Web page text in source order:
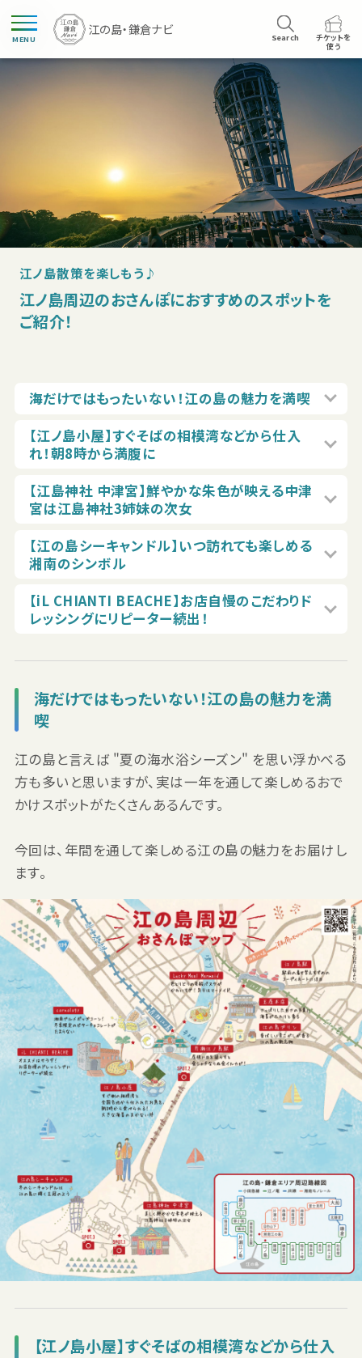
MENU Search
チケットを
使う
江ノ島散策を楽しもう♪
江ノ島周辺のおさんぽにおすすめのスポットを
ご紹介！
海だけではもったいない！江の島の魅力を満喫
【江ノ島小屋】すぐそばの相模湾などから仕入
れ！朝8時から満腹に
【江島神社 中津宮】鮮やかな朱色が映える中津
宮は江島神社3姉妹の次女
【江の島シーキャンドル】いつ訪れても楽しめる
湘南のシンボル
【iL CHIANTI BEACHE】お店自慢のこだわりド
レッシングにリピーター続出！
海だけではもったいない！江の島の魅力を満
喫
江の島と言えば "夏の海水浴シーズン" を思い浮かべる
方も多いと思いますが、実は一年を通して楽しめるおで
かけスポットがたくさんあるんです。
今回は、年間を通して楽しめる江の島の魅力をお届けし
ます。
【江ノ島小屋】すぐそばの相模湾などから仕入